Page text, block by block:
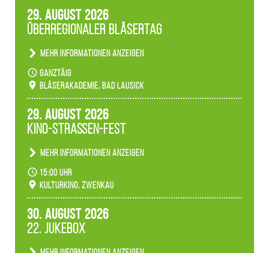
Ambiente gibt es ein leuchtendes Konzert
unserer Fachbereiche.
29. August 2026
Überregionaler Bläsertag
Mehr Informationen anzeigen
Teilnahme der Bläserklassen.
ganztäig
Bläserakademie, Bad Lausick
29. August 2026
Kino-Straßen-Fest
Mehr Informationen anzeigen
Konzert unserer Zwenkauer Schüler und
Schülerinnen zum Fest des Kulturkinos.
15:00 Uhr
Kulturkino, Zwenkau
30. August 2026
22. Jukebox